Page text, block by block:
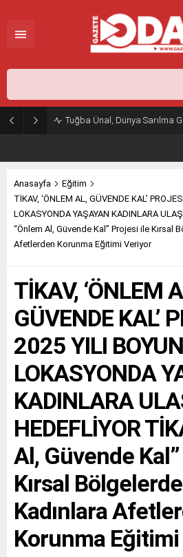
Anasayfa
Eğitim
TİKAV, ‘ÖNLEM AL, GÜVENDE KAL’
LOKASYONDA YAŞAYAN KADINLARA
“Önlem Al, Güvende Kal” Projesi ile Kırsal
Afetlerden Korunma Eğitimi Veriyor
TİKAV, ‘ÖNLEM
GÜVENDE KAL’
2025 YILI
LOKASYONDA
KADINLARA
HEDEFLİYOR
Al, Güvende
Kırsal
Kadınlara
Korunma